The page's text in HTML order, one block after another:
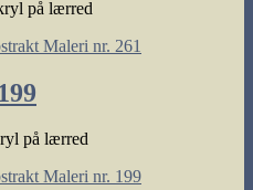
på lærred
på lærred